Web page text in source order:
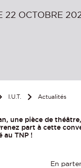
22 OCTOBRE
I.U.T. Actualités
une pièce de
part à cette
au TNP !
En